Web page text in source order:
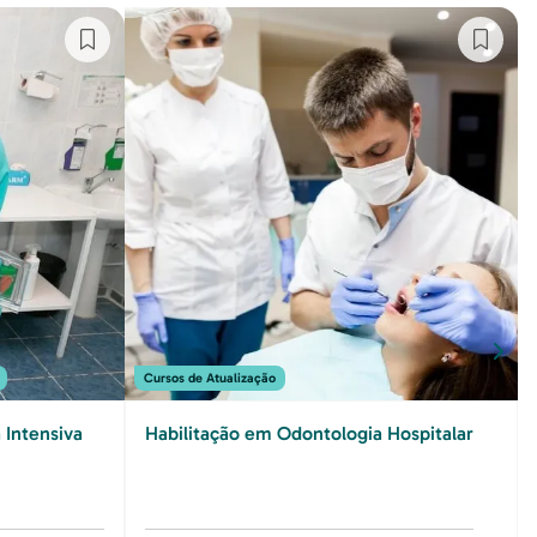
Intensiva
Cursos de Atualização
Habilitação em Odontologia Hospitalar